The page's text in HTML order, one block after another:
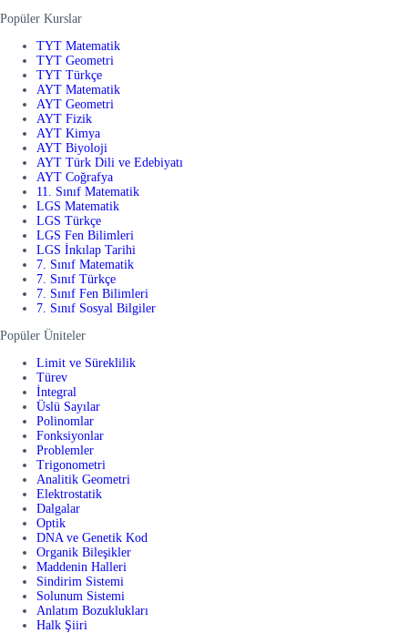
Popüler Kurslar
TYT Matematik
TYT Geometri
TYT Türkçe
AYT Matematik
AYT Geometri
AYT Fizik
AYT Kimya
AYT Biyoloji
AYT Türk Dili ve Edebiyatı
AYT Coğrafya
11. Sınıf Matematik
LGS Matematik
LGS Türkçe
LGS Fen Bilimleri
LGS İnkılap Tarihi
7. Sınıf Matematik
7. Sınıf Türkçe
7. Sınıf Fen Bilimleri
7. Sınıf Sosyal Bilgiler
Popüler Üniteler
Limit ve Süreklilik
Türev
İntegral
Üslü Sayılar
Polinomlar
Fonksiyonlar
Problemler
Trigonometri
Analitik Geometri
Elektrostatik
Dalgalar
Optik
DNA ve Genetik Kod
Organik Bileşikler
Maddenin Halleri
Sindirim Sistemi
Solunum Sistemi
Anlatım Bozuklukları
Halk Şiiri